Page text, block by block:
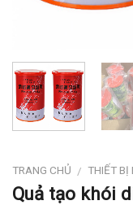
TRANG CHỦ / THIẾT BỊ
Quả tạo khói